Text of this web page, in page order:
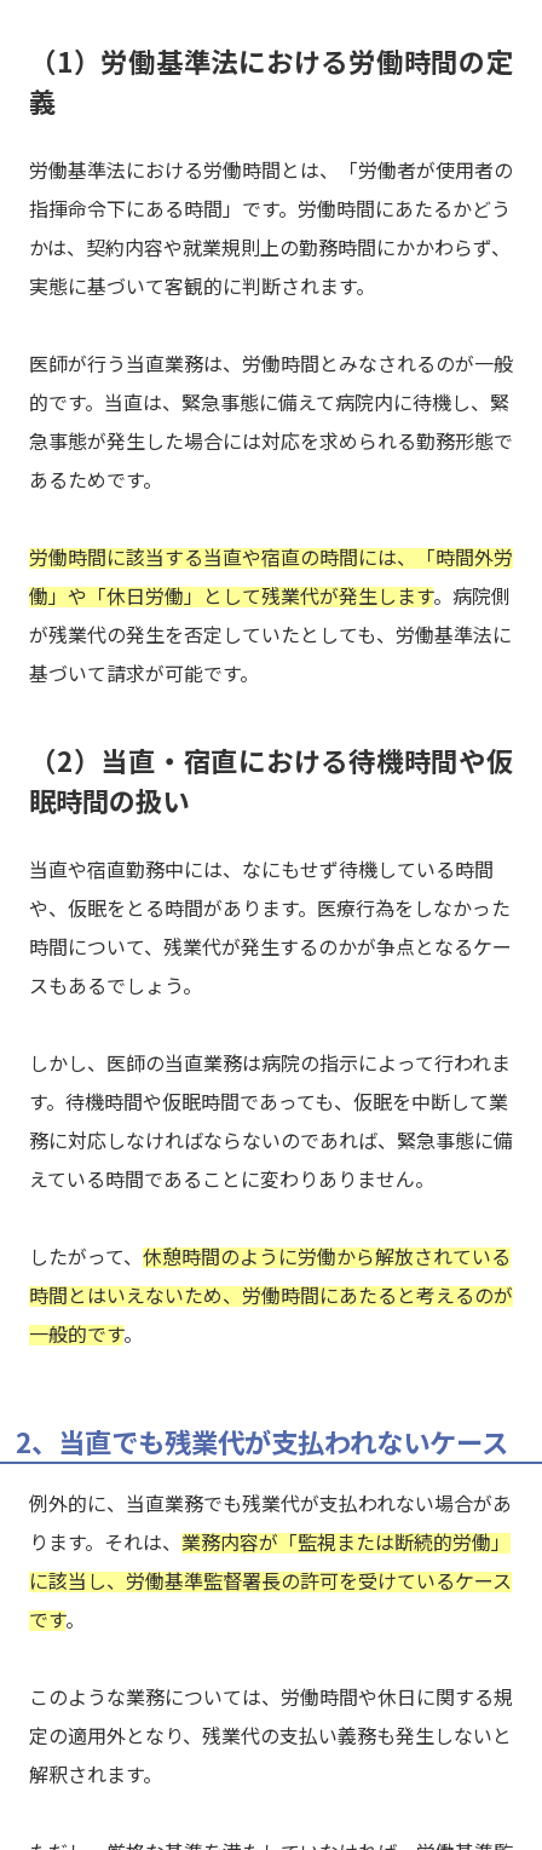
（1）労働基準法における労働時間の定
義
労働基準法における労働時間とは、「労働者が使用者の
指揮命令下にある時間」です。労働時間にあたるかどう
かは、契約内容や就業規則上の勤務時間にかかわらず、
実態に基づいて客観的に判断されます。
医師が行う当直業務は、労働時間とみなされるのが一般
的です。当直は、緊急事態に備えて病院内に待機し、緊
急事態が発生した場合には対応を求められる勤務形態で
あるためです。
労働時間に該当する当直や宿直の時間には、「時間外労
働」や「休日労働」として残業代が発生します。病院側
が残業代の発生を否定していたとしても、労働基準法に
基づいて請求が可能です。
（2）当直・宿直における待機時間や仮
眠時間の扱い
当直や宿直勤務中には、なにもせず待機している時間
や、仮眠をとる時間があります。医療行為をしなかった
時間について、残業代が発生するのかが争点となるケー
スもあるでしょう。
しかし、医師の当直業務は病院の指示によって行われま
す。待機時間や仮眠時間であっても、仮眠を中断して業
務に対応しなければならないのであれば、緊急事態に備
えている時間であることに変わりありません。
したがって、 休憩時間のように労働から解放されている
時間とはいえないため、労働時間にあたると考えるのが
一般的です。
2、当直でも残業代が支払われないケース
例外的に、当直業務でも残業代が支払われない場合があ
ります。それは、 業務内容が「監視または断続的労働」
に該当し、労働基準監督署長の許可を受けているケース
です。
このような業務については、労働時間や休日に関する規
定の適用外となり、残業代の支払い義務も発生しないと
解釈されます。